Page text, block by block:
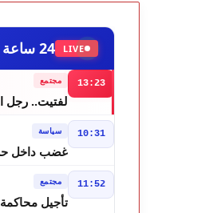
LIVE 24 ساعة
13:23 مجتمع
لفتيت.. رجل
10:31 سياسة
غضب داخل
الانتخابات
11:52 مجتمع
تأجيل